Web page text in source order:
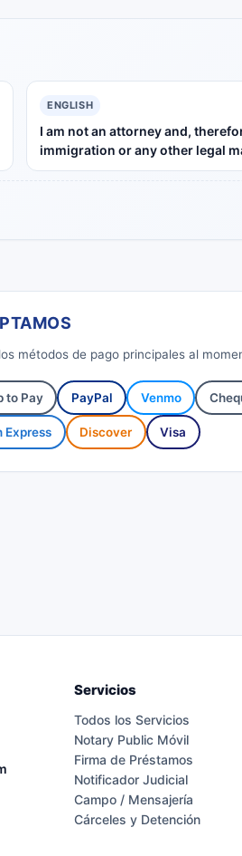
ENGLISH
I am not an attorney and,
immigration or any other legal
métodos de pago principales al
to Pay PayPal Venmo
Express Discover Visa
Servicios
Todos los Servicios
Notary Public Móvil
Firma de Préstamos
Notificador Judicial
Campo / Mensajería
Cárceles y Detención